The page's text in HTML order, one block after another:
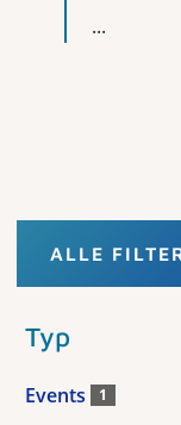
...
ALLE
Typ
Events 1